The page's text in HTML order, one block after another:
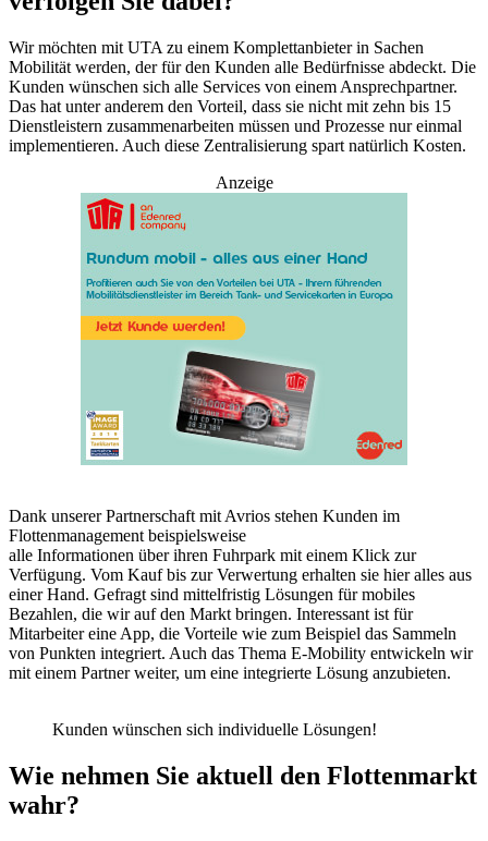
Wir möchten mit UTA zu einem Komplettanbieter in Sachen
Mobilität werden, der für den Kunden alle Bedürfnisse abdeckt. Die
Kunden wünschen sich alle Services von einem Ansprechpartner.
Das hat unter anderem den Vorteil, dass sie nicht mit zehn bis 15
Dienstleistern zusammenarbeiten müssen und Prozesse nur einmal
implementieren. Auch diese Zentralisierung spart natürlich Kosten.
Anzeige
Dank unserer Partnerschaft mit Avrios stehen Kunden im
Flottenmanagement beispielsweise
alle Informationen über ihren Fuhrpark mit einem Klick zur
Verfügung. Vom Kauf bis zur Verwertung erhalten sie hier alles aus
einer Hand. Gefragt sind mittelfristig Lösungen für mobiles
Bezahlen, die wir auf den Markt bringen. Interessant ist für
Mitarbeiter eine App, die Vorteile wie zum Beispiel das Sammeln
von Punkten integriert. Auch das Thema E-Mobility entwickeln wir
mit einem Partner weiter, um eine integrierte Lösung anzubieten.
Kunden wünschen sich individuelle Lösungen!
Wie nehmen Sie aktuell den Flottenmarkt
wahr?